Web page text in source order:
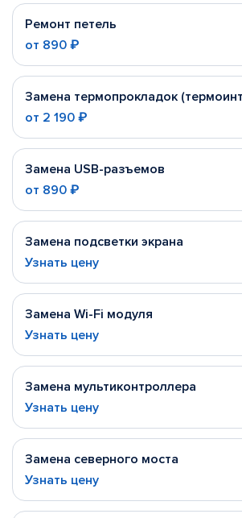
Ремонт петель
от 890 ₽
Замена термопрокладок
от 2 190 ₽
Замена USB-разъемов
от 890 ₽
Замена подсветки экрана
Узнать цену
Замена Wi-Fi модуля
Узнать цену
Замена мультиконтроллера
Узнать цену
Замена северного моста
Узнать цену